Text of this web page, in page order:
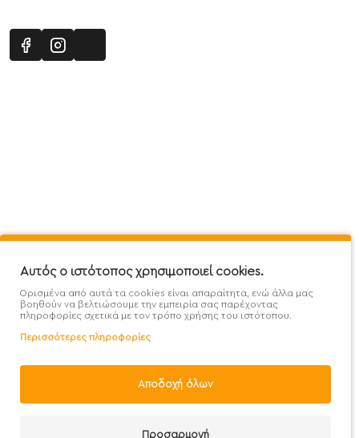
Προσφορές - Clearence GDPR
Χονδρική
Handcrafted with 💙 in Athens
Αυτός ο ιστότοπος χρησιμοποιεί cookies.
Ορισμένα από αυτά τα cookies είναι απαραίτητα, ενώ άλλα μας
βοηθούν να βελτιώσουμε την εμπειρία σας παρέχοντας
πληροφορίες σχετικά με τον τρόπο χρήσης του ιστότοπου.
Περισσότερες πληροφορίες
Αποδοχή όλων
Προσαρμογή